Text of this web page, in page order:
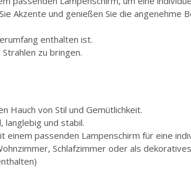
Akzente und genießen Sie die angenehme
enthalten ist.
zu bringen.
Hauch von Stil und Gemütlichkeit.
langlebig und stabil.
einem passenden Lampenschirm für eine
Schlafzimmer oder als